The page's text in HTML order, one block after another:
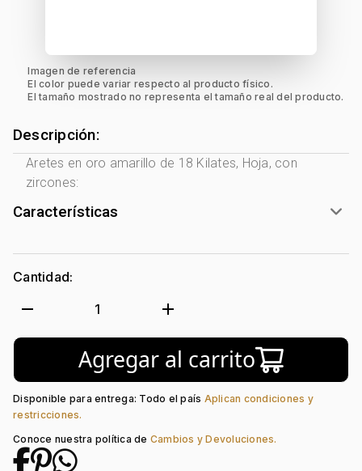
Imagen de referencia
El color puede variar respecto al producto físico.
El tamaño mostrado no representa el tamaño real del producto.
Descripción:
Aretes en oro amarillo de 18 Kilates, Hoja, con
zircones:
Características
Género: Mujer
Tono Metal:
Metal: Oro 18 Kilates
Hoja
Colección: Ninguno
Tipo de Broche: Mariposa
Piedra central:
Zircón
Cantidad:
remove 1 add
Agregar al carrito
Disponible para entrega: Todo el país Aplican condiciones y
restricciones.
Conoce nuestra política de Cambios y Devoluciones.